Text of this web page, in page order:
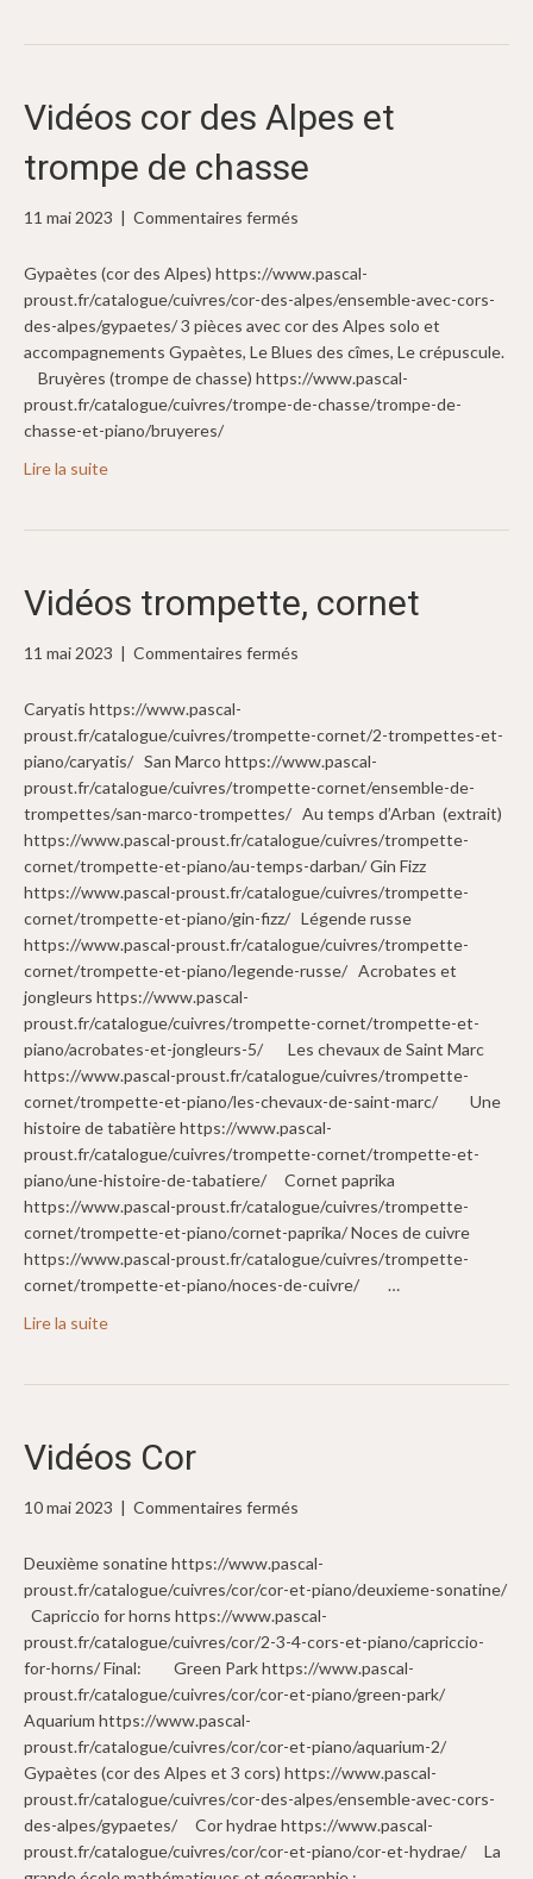
Vidéos cor des Alpes et
trompe de chasse
11 mai 2023 | Commentaires fermés
cor
des
Alpes
et
trompe
de
Gypaètes (cor des Alpes) https://www.pascal-
proust.fr/catalogue/cuivres/cor-des-alpes/ensemble-avec-cors-
des-alpes/gypaetes/ 3 pièces avec cor des Alpes solo et
accompagnements Gypaètes, Le Blues des cîmes, Le crépuscule.
Bruyères (trompe de chasse) https://www.pascal-
proust.fr/catalogue/cuivres/trompe-de-chasse/trompe-de-
chasse-et-piano/bruyeres/
Lire la suite
Vidéos trompette, cornet
11 mai 2023 | Commentaires fermés
cornet
Caryatis https://www.pascal-
proust.fr/catalogue/cuivres/trompette-cornet/2-trompettes-et-
piano/caryatis/ San Marco https://www.pascal-
proust.fr/catalogue/cuivres/trompette-cornet/ensemble-de-
trompettes/san-marco-trompettes/ Au temps d’Arban (extrait)
https://www.pascal-proust.fr/catalogue/cuivres/trompette-
cornet/trompette-et-piano/au-temps-darban/ Gin Fizz
https://www.pascal-proust.fr/catalogue/cuivres/trompette-
cornet/trompette-et-piano/gin-fizz/ Légende russe
https://www.pascal-proust.fr/catalogue/cuivres/trompette-
cornet/trompette-et-piano/legende-russe/ Acrobates et
jongleurs https://www.pascal-
proust.fr/catalogue/cuivres/trompette-cornet/trompette-et-
piano/acrobates-et-jongleurs-5/ Les chevaux de Saint Marc
https://www.pascal-proust.fr/catalogue/cuivres/trompette-
cornet/trompette-et-piano/les-chevaux-de-saint-marc/ Une
histoire de tabatière https://www.pascal-
proust.fr/catalogue/cuivres/trompette-cornet/trompette-et-
piano/une-histoire-de-tabatiere/ Cornet paprika
https://www.pascal-proust.fr/catalogue/cuivres/trompette-
cornet/trompette-et-piano/cornet-paprika/ Noces de cuivre
https://www.pascal-proust.fr/catalogue/cuivres/trompette-
cornet/trompette-et-piano/noces-de-cuivre/ …
Lire la suite
Vidéos Cor
10 mai 2023 | Commentaires fermés
Cor
Deuxième sonatine https://www.pascal-
proust.fr/catalogue/cuivres/cor/cor-et-piano/deuxieme-sonatine/
Capriccio for horns https://www.pascal-
proust.fr/catalogue/cuivres/cor/2-3-4-cors-et-piano/capriccio-
for-horns/ Final: Green Park https://www.pascal-
proust.fr/catalogue/cuivres/cor/cor-et-piano/green-park/
Aquarium https://www.pascal-
proust.fr/catalogue/cuivres/cor/cor-et-piano/aquarium-2/
Gypaètes (cor des Alpes et 3 cors) https://www.pascal-
proust.fr/catalogue/cuivres/cor-des-alpes/ensemble-avec-cors-
des-alpes/gypaetes/ Cor hydrae https://www.pascal-
proust.fr/catalogue/cuivres/cor/cor-et-piano/cor-et-hydrae/ La